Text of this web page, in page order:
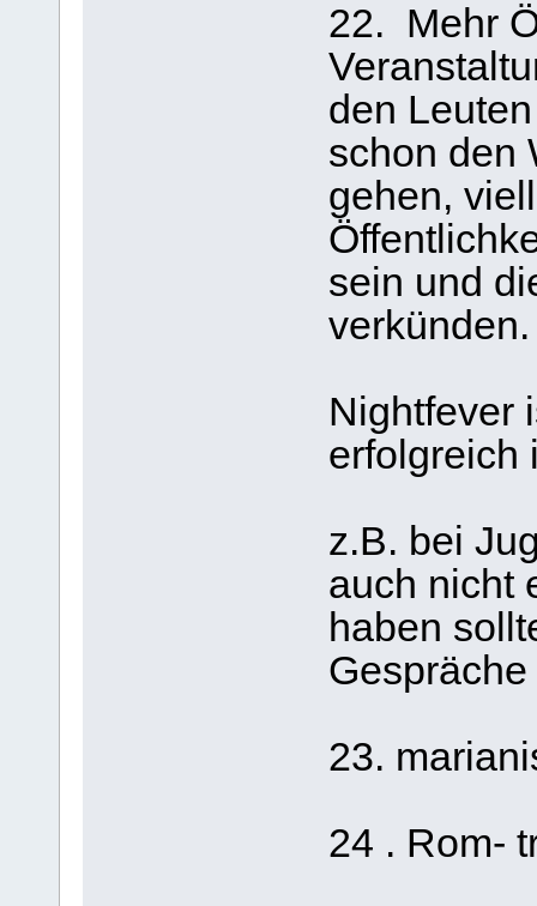
22. Mehr
den
schon den
gehen,
sein und
verkünden.
Nightfever
erfolgreich
z.B. bei
auch nicht
haben
23.
24 . Rom-